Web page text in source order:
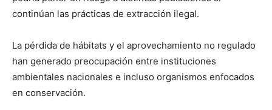
continúan las prácticas de extracción ilegal.
La pérdida de hábitats y el aprovechamiento no regulado
han generado preocupación entre instituciones
ambientales nacionales e incluso organismos enfocados
en conservación.